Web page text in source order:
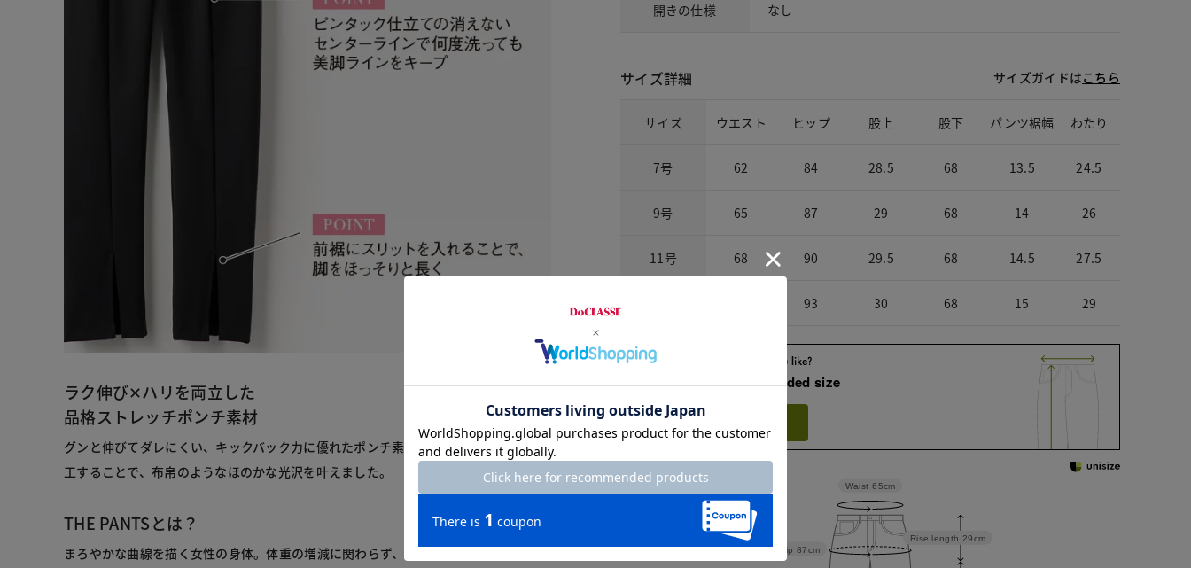
ラク伸び✕ハリを両立した
品格ストレッチポンチ素材
グンと伸びてダレにくい、キックバック力に優れたポンチ素材。表面をなめらかに加
工することで、布帛のようなほのかな光沢を叶えました。
THE PANTSとは？
まろやかな曲線を描く女性の身体。体重の増減に関わらず、徐々にこのカーブも変化
開きの仕様 なし
サイズ詳細 サイズガイドはこちら
サイズ ウエスト ヒップ 股上 股下 パンツ裾幅 わたり
7号 62 84 28.5 68 13.5 24.5
9号 65 87 29 68 14 26
11号 68 90 29.5 68 14.5 27.5
93 30 68 15 29
Check the recommended size
Rise length 29cm
Hip 87cm
Waist 65cm